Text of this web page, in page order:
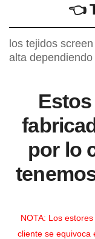
👈
los tejidos
alta
por lo
NOTA: Los
cliente se equivoca